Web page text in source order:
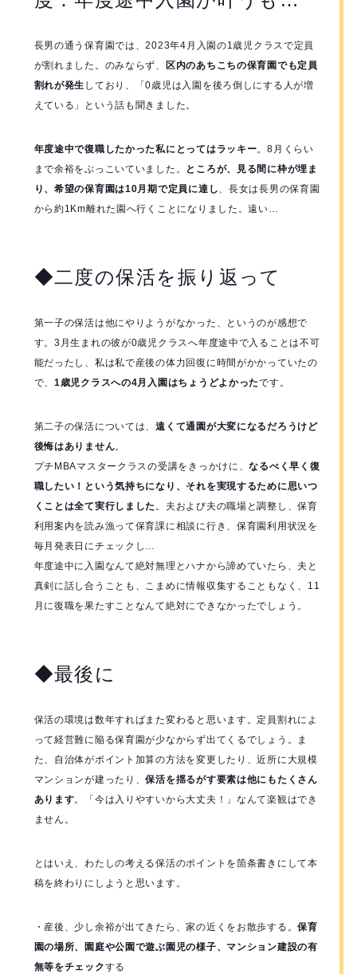
長男の通う保育園では、2023年4月入園の1歳児クラスで定員
が割れました。のみならず、
区内のあちこちの保育園でも定員
割れが発生 しており、「0歳児は入園を後ろ倒しにする人が増
えている」という話も聞きました。
年度途中で復職したかった私にとってはラッキー。8月くらい
まで余裕をぶっこいていました。
ところが、見る間に枠が埋ま
り、希望の保育園は10月期で定員に達し、長女は長男の保育園
から約1Km離れた園へ行くことになりました。遠い…
◆二度の保活を振り返って
第一子の保活は他にやりようがなかった、というのが感想で
す。3月生まれの彼が0歳児クラスへ年度途中で入ることは不可
能だったし、私は私で産後の体力回復に時間がかかっていたの
で、1歳児クラスへの4月入園はちょうどよかったです。
第二子の保活については、遠くて通園が大変になるだろうけど
後悔はありません。
プチMBAマスタークラスの受講をきっかけに、なるべく早く復
職したい！という気持ちになり、それを実現するために思いつ
くことは全て実行しました 。夫および夫の職場と調整し、保育
利用案内を読み漁って保育課に相談に行き、保育園利用状況を
毎月発表日にチェックし…
年度途中に入園なんて絶対無理とハナから諦めていたら、夫と
真剣に話し合うことも、こまめに情報収集することもなく、11
月に復職を果たすことなんて絶対にできなかったでしょう。
◆最後に
保活の環境は数年すればまた変わると思います。定員割れによ
って経営難に陥る保育園が少なからず出てくるでしょう。ま
た、自治体がポイント加算の方法を変更したり、近所に大規模
マンションが建ったり、保活を揺るがす要素は他にもたくさん
あります。「今は入りやすいから大丈夫！」なんて楽観はでき
ません。
とはいえ、わたしの考える保活のポイントを箇条書きにして本
稿を終わりにしようと思います。
・産後、少し余裕が出てきたら、家の近くをお散歩する。保育
園の場所、園庭や公園で遊ぶ園児の様子、マンション建設の有
無等をチェックする